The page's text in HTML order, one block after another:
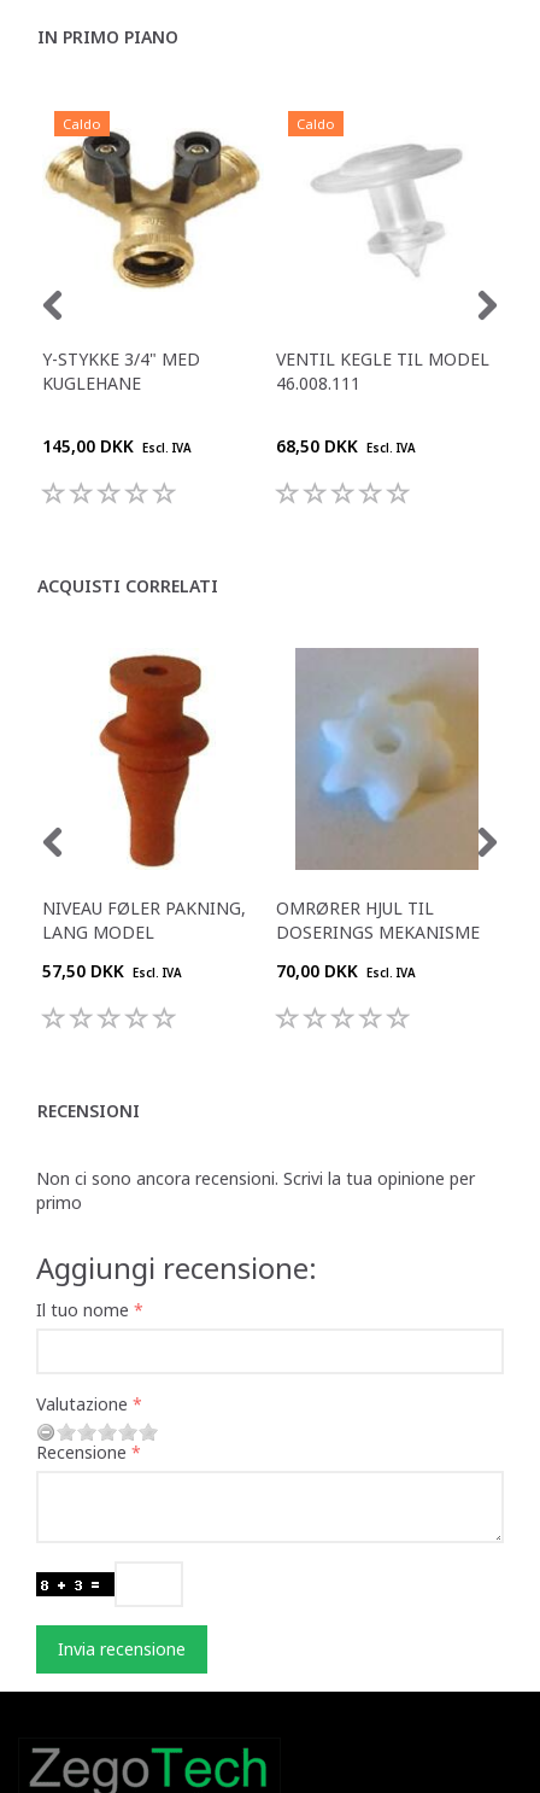
IN PRIMO PIANO
Caldo
Y-STYKKE 3/4" MED
KUGLEHANE
145,00 DKK Escl. IVA
Caldo
VENTIL KEGLE TIL MODEL
46.008.111
68,50 DKK Escl. IVA
ACQUISTI CORRELATI
NIVEAU FØLER PAKNING,
LANG MODEL
57,50 DKK Escl. IVA
OMRØRER HJUL TIL
DOSERINGS MEKANISME
70,00 DKK Escl. IVA
RECENSIONI
Non ci sono ancora recensioni. Scrivi la tua opinione per
primo
Aggiungi recensione:
Il tuo nome
Valutazione
Recensione
Invia recensione